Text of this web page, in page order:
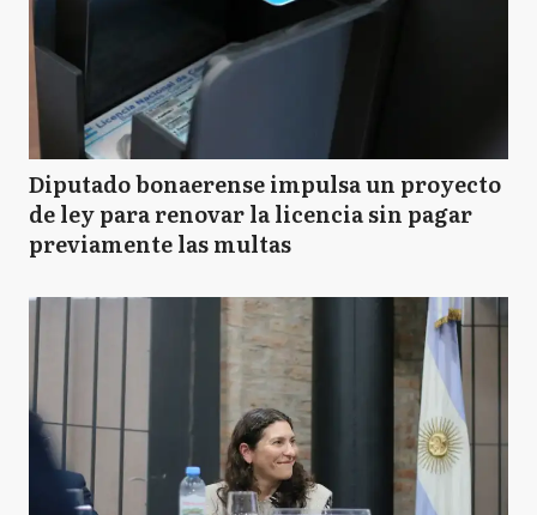
Diputado bonaerense impulsa un proyecto
de ley para renovar la licencia sin pagar
previamente las multas